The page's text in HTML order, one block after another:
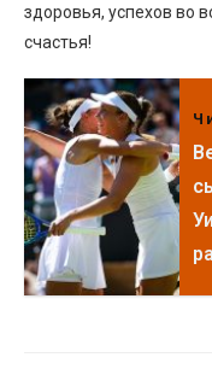
здоровья, успехов во
счастья!